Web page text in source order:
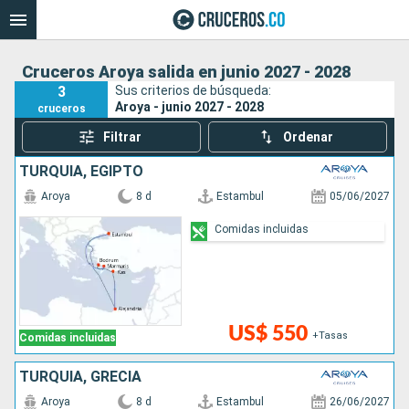
Cruceros Aroya salida en junio 2027 - 2028
3
cruceros
Sus criterios de búsqueda:
Aroya - junio 2027 - 2028
Filtrar Ordenar
TURQUÍA, EGIPTO
Comidas incluidas
Aroya 8 d Estambul 05/06/2027
US$ 550 +Tasas
Comidas incluidas
TURQUÍA, GRECIA
Aroya 8 d Estambul 26/06/2027